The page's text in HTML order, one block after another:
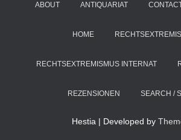
ABOUT ANTIQUARIAT
HOME
RECHTSEXTREMISMUS INTERNAT
REZENSIONEN SEARCH /
Hestia | Developed by